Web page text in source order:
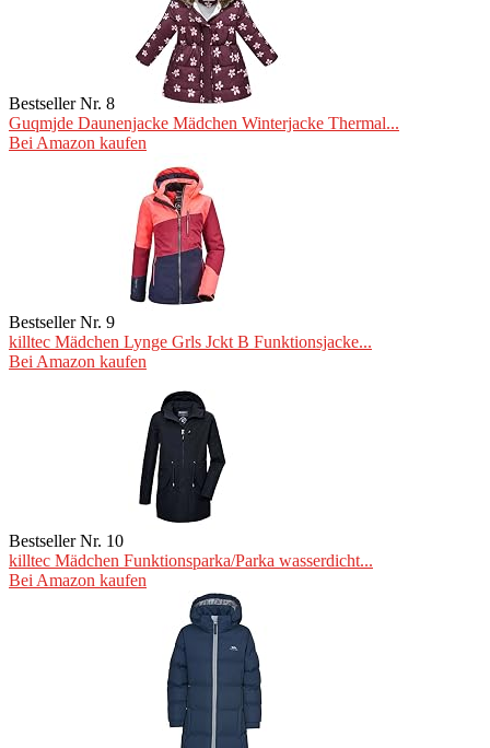
Bestseller Nr. 8
Guqmjde Daunenjacke Mädchen Winterjacke Thermal...
Bei Amazon kaufen
Bestseller Nr. 9
killtec Mädchen Lynge Grls Jckt B Funktionsjacke...
Bei Amazon kaufen
Bestseller Nr. 10
killtec Mädchen Funktionsparka/Parka wasserdicht...
Bei Amazon kaufen